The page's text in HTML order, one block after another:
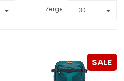
Zeige 30
SALE